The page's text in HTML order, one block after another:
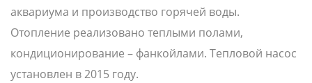
аквариума и производство горячей воды.
Отопление реализовано теплыми полами,
кондиционирование – фанкойлами. Тепловой насос
установлен в 2015 году.